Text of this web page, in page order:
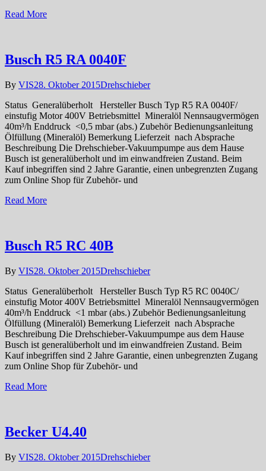
Read More
Busch R5 RA 0040F
By VIS28. Oktober 2015Drehschieber
Status Generalüberholt Hersteller Busch Typ R5 RA 0040F/
einstufig Motor 400V Betriebsmittel Mineralöl Nennsaugvermögen
40m³/h Enddruck <0,5 mbar (abs.) Zubehör Bedienungsanleitung
Ölfüllung (Mineralöl) Bemerkung Lieferzeit nach Absprache
Beschreibung Die Drehschieber-Vakuumpumpe aus dem Hause
Busch ist generalüberholt und im einwandfreien Zustand. Beim
Kauf inbegriffen sind 2 Jahre Garantie, einen unbegrenzten Zugang
zum Online Shop für Zubehör- und
Read More
Busch R5 RC 40B
By VIS28. Oktober 2015Drehschieber
Status Generalüberholt Hersteller Busch Typ R5 RC 0040C/
einstufig Motor 400V Betriebsmittel Mineralöl Nennsaugvermögen
40m³/h Enddruck <1 mbar (abs.) Zubehör Bedienungsanleitung
Ölfüllung (Mineralöl) Bemerkung Lieferzeit nach Absprache
Beschreibung Die Drehschieber-Vakuumpumpe aus dem Hause
Busch ist generalüberholt und im einwandfreien Zustand. Beim
Kauf inbegriffen sind 2 Jahre Garantie, einen unbegrenzten Zugang
zum Online Shop für Zubehör- und
Read More
Becker U4.40
By VIS28. Oktober 2015Drehschieber